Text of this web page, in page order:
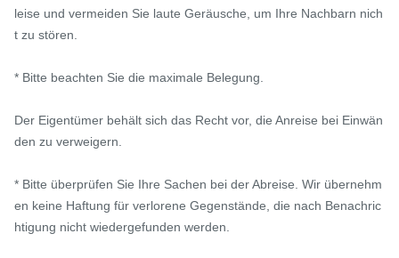
leise und vermeiden Sie laute Geräusche, um Ihre Nachbarn nich
t zu stören.
* Bitte beachten Sie die maximale Belegung.
Der Eigentümer behält sich das Recht vor, die Anreise bei Einwän
den zu verweigern.
* Bitte überprüfen Sie Ihre Sachen bei der Abreise. Wir übernehm
en keine Haftung für verlorene Gegenstände, die nach Benachric
htigung nicht wiedergefunden werden.